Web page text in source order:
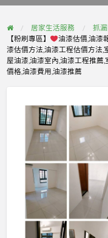
居家生活服務
抓
【粉刷專區】
油漆估價,油漆
漆估價方法,油漆工程估價方法,
屋油漆,油漆室內,油漆工程推薦
價格,油漆費用,油漆推薦